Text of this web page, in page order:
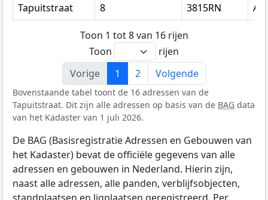
Tapuitstraat
8 3815RN
Toon 1 tot 8 van 16 rijen
Toon
rijen
Vorige
1 2 Volgende
Bovenstaande tabel toont de 16 adressen van de
Tapuitstraat. Dit zijn alle adressen op basis van de BAG data
van het Kadaster van 1 juli 2026.
De BAG (Basisregistratie Adressen en Gebouwen van
het Kadaster) bevat de officiële gegevens van alle
adressen en gebouwen in Nederland. Hierin zijn,
naast alle adressen, alle panden, verblijfsobjecten,